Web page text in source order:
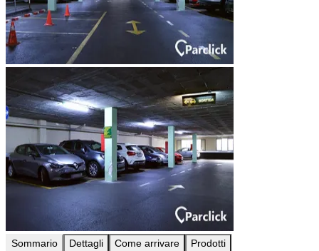
Sommario Dettagli Come arrivare Prodotti